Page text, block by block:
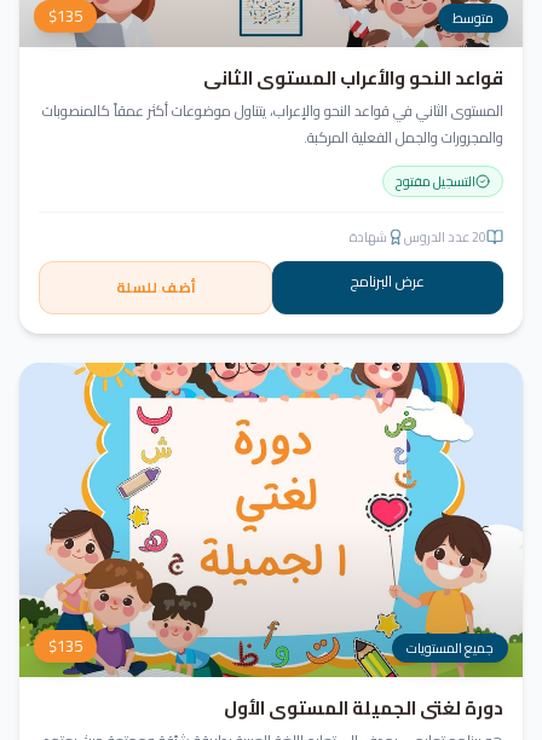
متوسط $135
قواعد النحو والأعراب المستوى الثاني
المستوى الثاني في قواعد النحو والإعراب، يتناول موضوعات أكثر عمقاً كالمنصوبات
والمجرورات والجمل الفعلية المركبة.
التسجيل مفتوح
20عدد الدروس شهادة
عرض البرنامج أضف للسلة
جميع المستويات $135
دورة لغتي الجميلة المستوى الأول